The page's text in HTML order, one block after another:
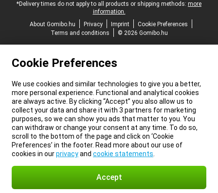
*Delivery times do not apply to all products or shipping methods: more
information.
About Gomibo.hu
Privacy Imprint
Cookie Preferences
Terms and conditions
© 2026 Gomibo.hu
Cookie Preferences
We use cookies and similar technologies to give you a better,
more personal experience. Functional and analytical cookies
are always active. By clicking “Accept” you also allow us to
collect your data and share it with 3 partners for marketing
purposes, so we can show you ads that matter to you. You
can withdraw or change your consent at any time. To do so,
scroll to the bottom of the page and click on ‘Cookie
Preferences’ in the footer. Read more about our use of
cookies in ourprivacyand cookie statements
Accept